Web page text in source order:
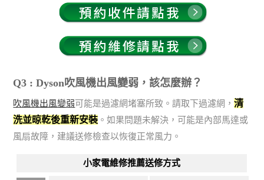
Q3 : Dyson吹風機出風變弱，該怎麼辦？
吹風機出風變弱可能是過濾網堵塞所致。請取下過濾網，清
洗並晾乾後重新安裝 。如果問題未解決，可能是內部馬達或
風扇故障，建議送修檢查以恢復正常風力。
小家電維修推薦送修方式